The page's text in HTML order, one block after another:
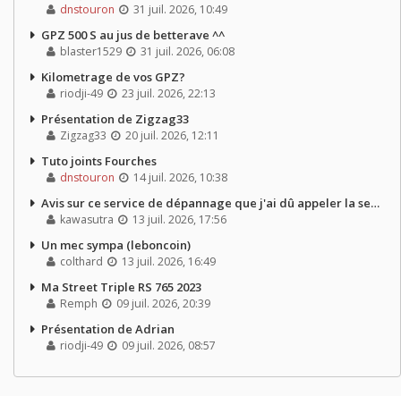
dnstouron 31 juil. 2026, 10:49
GPZ 500 S au jus de betterave ^^
blaster1529 31 juil. 2026, 06:08
Kilometrage de vos GPZ?
riodji-49 23 juil. 2026, 22:13
Présentation de Zigzag33
Zigzag33 20 juil. 2026, 12:11
Tuto joints Fourches
dnstouron 14 juil. 2026, 10:38
Avis sur ce service de dépannage que j'ai dû appeler la semaine dernière
kawasutra 13 juil. 2026, 17:56
Un mec sympa (leboncoin)
colthard 13 juil. 2026, 16:49
Ma Street Triple RS 765 2023
Remph 09 juil. 2026, 20:39
Présentation de Adrian
riodji-49 09 juil. 2026, 08:57